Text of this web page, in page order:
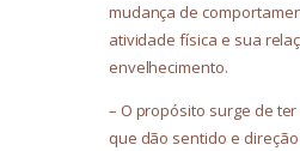
mudança de
atividade física e sua
envelhecimento.
– O propósito surge de
que dão sentido e